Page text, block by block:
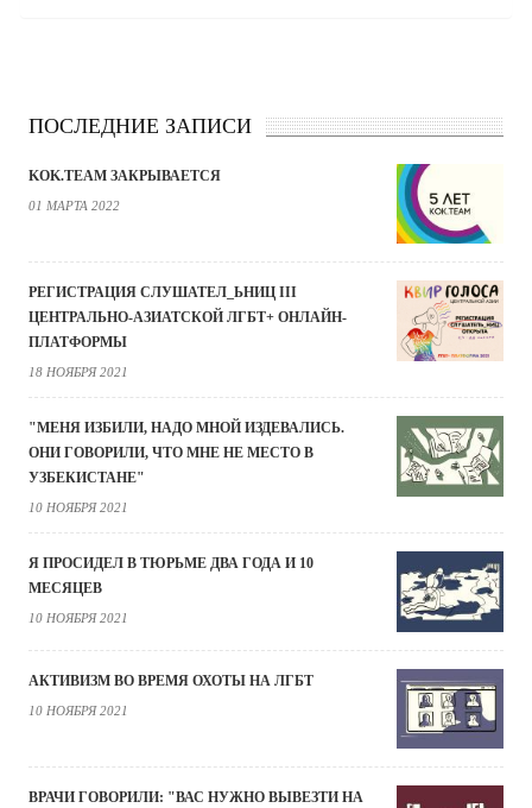
ПОСЛЕДНИЕ ЗАПИСИ
KOK.TEAM ЗАКРЫВАЕТСЯ
01 МАРТА 2022
РЕГИСТРАЦИЯ СЛУШАТЕЛ_ЬНИЦ III
ЦЕНТРАЛЬНО-АЗИАТСКОЙ ЛГБТ+ ОНЛАЙН-
ПЛАТФОРМЫ
18 НОЯБРЯ 2021
"МЕНЯ ИЗБИЛИ, НАДО МНОЙ ИЗДЕВАЛИСЬ.
ОНИ ГОВОРИЛИ, ЧТО МНЕ НЕ МЕСТО В
УЗБЕКИСТАНЕ"
10 НОЯБРЯ 2021
Я ПРОСИДЕЛ В ТЮРЬМЕ ДВА ГОДА И 10
МЕСЯЦЕВ
10 НОЯБРЯ 2021
АКТИВИЗМ ВО ВРЕМЯ ОХОТЫ НА ЛГБТ
10 НОЯБРЯ 2021
ВРАЧИ ГОВОРИЛИ: "ВАС НУЖНО ВЫВЕЗТИ НА